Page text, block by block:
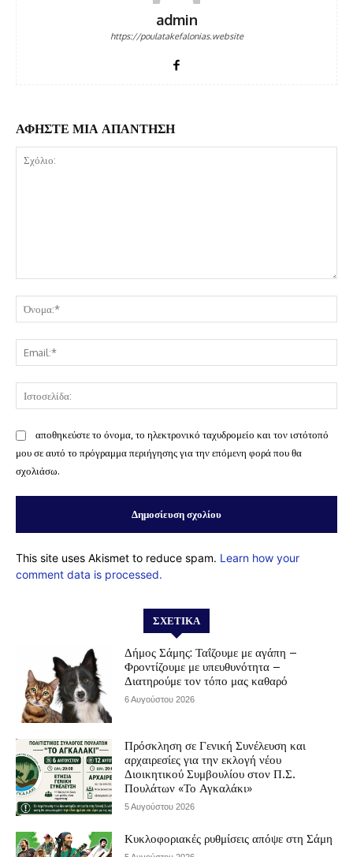
admin
https://poulatakefalonias.website
ΑΦΗΣΤΕ ΜΙΑ ΑΠΑΝΤΗΣΗ
αποθηκεύστε το όνομα, το ηλεκτρονικό ταχυδρομείο και τον ιστότοπό
μου σε αυτό το πρόγραμμα περιήγησης για την επόμενη φορά που θα
σχολιάσω.
This site uses Akismet to reduce spam. Learn how your
comment data is processed.
ΣΧΕΤΙΚΆ
Δήμος Σάμης: Ταΐζουμε με αγάπη –
Φροντίζουμε με υπευθυνότητα –
Διατηρούμε τον τόπο μας καθαρό
6 Αυγούστου 2026
Πρόσκληση σε Γενική Συνέλευση και
αρχαιρεσίες για την εκλογή νέου
Διοικητικού Συμβουλίου στον Π.Σ.
Πουλάτων «Το Αγκαλάκι»
5 Αυγούστου 2026
Κυκλοφοριακές ρυθμίσεις απόψε στη Σάμη